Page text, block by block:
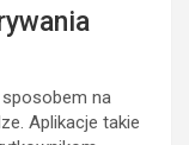
na
Aplikacje takie